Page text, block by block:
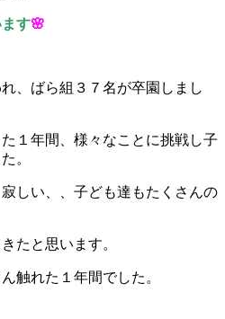
す🌸
、ばら組３７名が卒園しまし
１年間、様々なことに挑戦し子
。
しい、、子ども達もたくさんの
たと思います。
触れた１年間でした。